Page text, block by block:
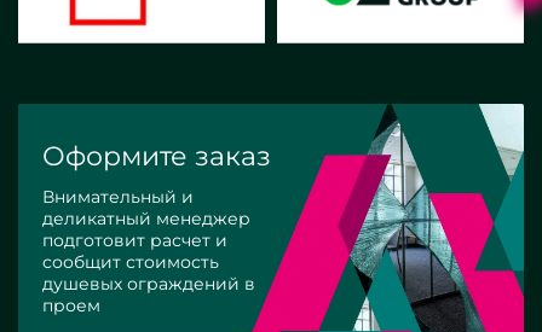
Оформите заказ
Внимательный и
деликатный менеджер
подготовит расчет и
сообщит стоимость
душевых ограждений в
проем